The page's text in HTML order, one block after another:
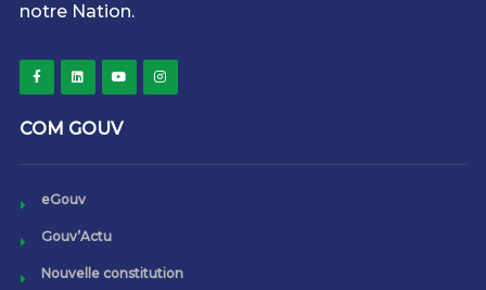
notre Nation.
COM GOUV
eGouv
Gouv’Actu
Nouvelle constitution